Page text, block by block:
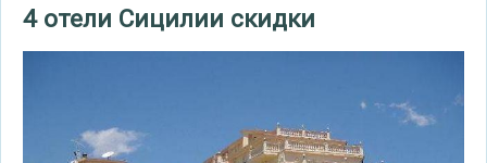
4 отели Сицилии скидки